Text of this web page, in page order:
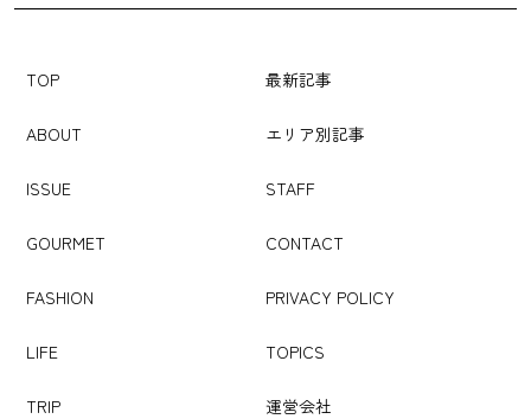
TOP 最新記事
ABOUT エリア別記事
ISSUE STAFF
GOURMET CONTACT
FASHION PRIVACY POLICY
LIFE TOPICS
TRIP 運営会社